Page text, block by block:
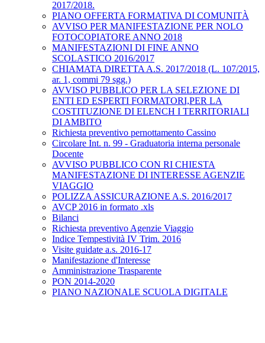
2017/2018.
PIANO OFFERTA FORMATIVA DI COMUNITÀ
AVVISO PER MANIFESTAZIONE PER NOLO
FOTOCOPIATORE ANNO 2018
MANIFESTAZIONI DI FINE ANNO
SCOLASTICO 2016/2017
CHIAMATA DIRETTA A.S. 2017/2018 (L. 107/2015,
ar. 1, commi 79 sgg.)
AVVISO PUBBLICO PER LA SELEZIONE DI
ENTI ED ESPERTI FORMATORI,PER LA
COSTITUZIONE DI ELENCH I TERRITORIALI
DI AMBITO
Richiesta preventivo pernottamento Cassino
Circolare Int. n. 99 - Graduatoria interna personale
Docente
AVVISO PUBBLICO CON RI CHIESTA
MANIFESTAZIONE DI INTERESSE AGENZIE
VIAGGIO
POLIZZA ASSICURAZIONE A.S. 2016/2017
AVCP 2016 in formato .xls
Bilanci
Richiesta preventivo Agenzie Viaggio
Indice Tempestività IV Trim. 2016
Visite guidate a.s. 2016-17
Manifestazione d'Interesse
Amministrazione Trasparente
PON 2014-2020
PIANO NAZIONALE SCUOLA DIGITALE